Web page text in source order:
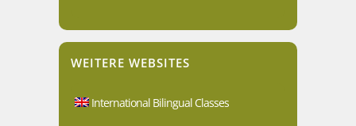
WEITERE WEBSITES
International Bilingual Classes